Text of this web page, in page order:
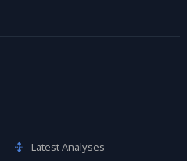
Latest Analyses